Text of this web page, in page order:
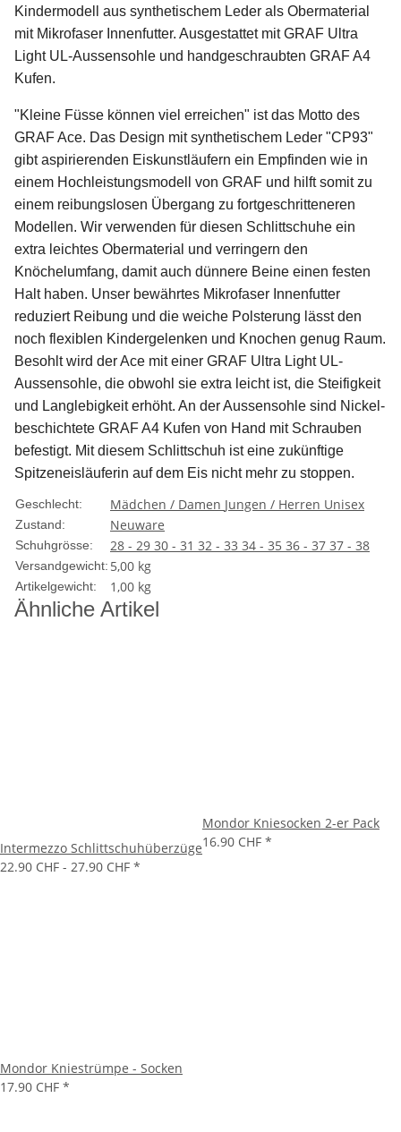
Kindermodell aus synthetischem Leder als Obermaterial
mit Mikrofaser Innenfutter. Ausgestattet mit GRAF Ultra
Light UL-Aussensohle und handgeschraubten GRAF A4
Kufen.
"Kleine Füsse können viel erreichen" ist das Motto des
GRAF Ace. Das Design mit synthetischem Leder "CP93"
gibt aspirierenden Eiskunstläufern ein Empfinden wie in
einem Hochleistungsmodell von GRAF und hilft somit zu
einem reibungslosen Übergang zu fortgeschritteneren
Modellen. Wir verwenden für diesen Schlittschuhe ein
extra leichtes Obermaterial und verringern den
Knöchelumfang, damit auch dünnere Beine einen festen
Halt haben. Unser bewährtes Mikrofaser Innenfutter
reduziert Reibung und die weiche Polsterung lässt den
noch flexiblen Kindergelenken und Knochen genug Raum.
Besohlt wird der Ace mit einer GRAF Ultra Light UL-
Aussensohle, die obwohl sie extra leicht ist, die Steifigkeit
und Langlebigkeit erhöht. An der Aussensohle sind Nickel-
beschichtete GRAF A4 Kufen von Hand mit Schrauben
befestigt. Mit diesem Schlittschuh ist eine zukünftige
Spitzeneisläuferin auf dem Eis nicht mehr zu stoppen.
Geschlecht: Mädchen / Damen Jungen / Herren Unisex
Zustand: Neuware
Schuhgrösse: 28 - 29 30 - 31 32 - 33 34 - 35 36 - 37 37 - 38
Versandgewicht: 5,00 kg
Artikelgewicht: 1,00 kg
Ähnliche Artikel
Intermezzo Schlittschuhüberzüge
22.90 CHF - 27.90 CHF *
Mondor Kniesocken 2-er Pack
16.90 CHF *
Mondor Kniestrümpe - Socken
17.90 CHF *